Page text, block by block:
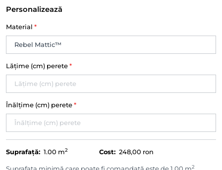
Personalizează
Material *
Lățime (cm) perete *
Înălțime (cm) perete *
Suprafață: 1.00 m2 Cost: 248,00 ron
2